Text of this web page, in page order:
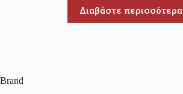
Διαβάστε περισσότερα
Brand